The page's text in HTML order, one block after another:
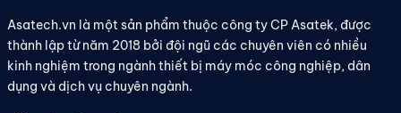
Asatech.vn là một sản phẩm thuộc công ty CP Asatek, được
thành lập từ năm 2018 bởi đội ngũ các chuyên viên có nhiều
kinh nghiệm trong ngành thiết bị máy móc công nghiệp, dân
dụng và dịch vụ chuyên ngành.